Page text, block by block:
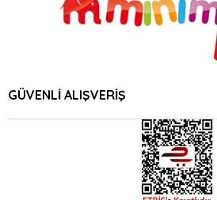
GÜVENLİ ALIŞVERİŞ